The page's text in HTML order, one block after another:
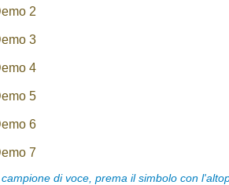
2
3
4
5
6
7
di voce, prema il simbolo con